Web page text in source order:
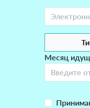
Месяц